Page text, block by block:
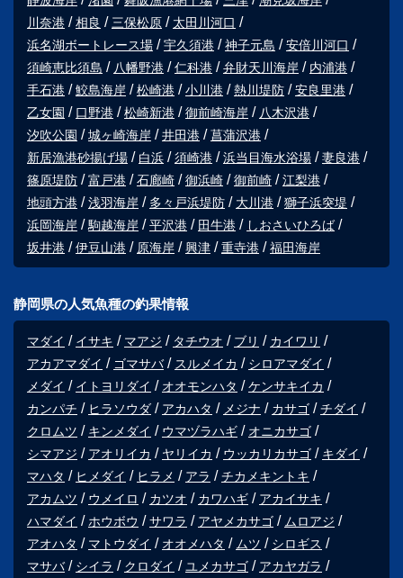
川奈港
相良 三保松原
太田川河口
浜名湖ボートレース場
宇久須港 神子元島
安倍川河口
須崎恵比須島
八幡野港 仁科港 弁財天川海岸
内浦港
手石港
鮫島海岸 松崎港 小川港 熱川堤防
安良里港
乙女園
口野港 松崎新港 御前崎海岸
八木沢港
汐吹公園
城ヶ崎海岸 井田港
菖蒲沢港
新居漁港砂揚げ場
白浜 須崎港 浜当目海水浴場
妻良港
篠原堤防
富戸港 石廊崎 御浜崎 御前崎
江梨港
地頭方港
浅羽海岸 多々戸浜堤防 大川港
獅子浜突堤
浜岡海岸
駒越海岸 平沢港 田牛港
しおさいひろば
坂井港
伊豆山港 原海岸 興津 重寺港 福田海岸
静岡県の人気魚種の釣果情報
マダイ イサキ マアジ タチウオ ブリ
カイワリ
アカアマダイ
ゴマサバ スルメイカ
シロアマダイ
メダイ
イトヨリダイ オオモンハタ
ケンサキイカ
カンパチ
ヒラソウダ アカハタ メジナ カサゴ
チダイ
クロムツ
キンメダイ ウマヅラハギ
オニカサゴ
シマアジ
アオリイカ ヤリイカ ウッカリカサゴ
キダイ
マハタ
ヒメダイ ヒラメ アラ
チカメキントキ
アカムツ
ウメイロ カツオ カワハギ
アカイサキ
ハマダイ
ホウボウ サワラ アヤメカサゴ
ムロアジ
アオハタ
マトウダイ オオメハタ ムツ
シロギス
マサバ
シイラ クロダイ ユメカサゴ アカヤガラ